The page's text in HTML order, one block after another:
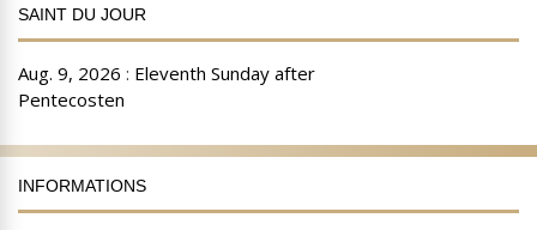
SAINT DU JOUR
INFORMATIONS